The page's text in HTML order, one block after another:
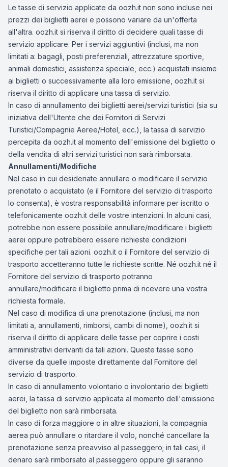
Le tasse di servizio applicate da oozh.it non sono incluse nei
prezzi dei biglietti aerei e possono variare da un'offerta
all'altra. oozh.it si riserva il diritto di decidere quali tasse di
servizio applicare. Per i servizi aggiuntivi (inclusi, ma non
limitati a: bagagli, posti preferenziali, attrezzature sportive,
animali domestici, assistenza speciale, ecc.) acquistati insieme
ai biglietti o successivamente alla loro emissione, oozh.it si
riserva il diritto di applicare una tassa di servizio.
In caso di annullamento dei biglietti aerei/servizi turistici (sia su
iniziativa dell'Utente che dei Fornitori di Servizi
Turistici/Compagnie Aeree/Hotel, ecc.), la tassa di servizio
percepita da oozh.it al momento dell'emissione del biglietto o
della vendita di altri servizi turistici non sarà rimborsata.
Annullamenti/Modifiche
Nel caso in cui desideriate annullare o modificare il servizio
prenotato o acquistato (e il Fornitore del servizio di trasporto
lo consenta), è vostra responsabilità informare per iscritto o
telefonicamente oozh.it delle vostre intenzioni. In alcuni casi,
potrebbe non essere possibile annullare/modificare i biglietti
aerei oppure potrebbero essere richieste condizioni
specifiche per tali azioni. oozh.it o il Fornitore del servizio di
trasporto accetteranno tutte le richieste scritte. Né oozh.it né il
Fornitore del servizio di trasporto potranno
annullare/modificare il biglietto prima di ricevere una vostra
richiesta formale.
Nel caso di modifica di una prenotazione (inclusi, ma non
limitati a, annullamenti, rimborsi, cambi di nome), oozh.it si
riserva il diritto di applicare delle tasse per coprire i costi
amministrativi derivanti da tali azioni. Queste tasse sono
diverse da quelle imposte direttamente dal Fornitore del
servizio di trasporto.
In caso di annullamento volontario o involontario dei biglietti
aerei, la tassa di servizio applicata al momento dell'emissione
del biglietto non sarà rimborsata.
In caso di forza maggiore o in altre situazioni, la compagnia
aerea può annullare o ritardare il volo, nonché cancellare la
prenotazione senza preavviso al passeggero; in tali casi, il
denaro sarà rimborsato al passeggero oppure gli saranno